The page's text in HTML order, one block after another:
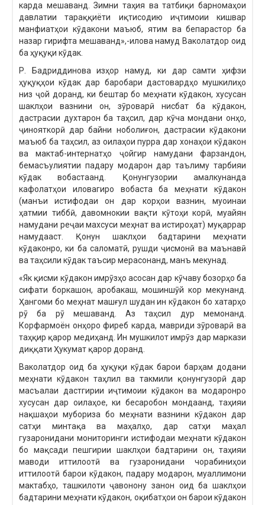
карда мешаванд. Зимни таҳия ва татбиқи барномаҳои
давлатии тараққиёти иқтисодию иҷтимоии кишвар
манфиатҳои кӯдакони маъюб, ятим ва бепарастор ба
назар гирифта мешаванд»,-илова намуд Ваколатдор оид
ба ҳуқуқи кӯдак.
Р. Бадриддинова изҳор намуд, ки дар самти ҳифзи
ҳуқуқҳои кӯдак дар баробари дастовардҳо мушкилиҳо
низ ҷой доранд, ки бештар бо меҳнати кӯдакон, хусусан
шаклҳои вазнини он, зӯроварӣ нисбат ба кӯдакон,
дастрасии духтарон ба таҳсил, дар кӯча мондани онҳо,
ҷинояткорӣ дар байни ноболиғон, дастрасии кӯдакони
маъюб ба таҳсил, аз оилаҳои пурра дар хонаҳои кӯдакон
ва мактаб-интернатҳо ҷойгир намудани фарзандон,
бемасъулиятии падару модарон дар таълиму тарбияи
кӯдак вобастаанд. Қонунгузории амалкунанда
кафолатҳои иловагиро вобаста ба меҳнати кӯдакон
(манъи истифодаи он дар корҳои вазнин, муоинаи
ҳатмии тиббӣ, давомнокии вақти кӯтоҳи корӣ, муайян
намудани реҷаи махсуси меҳнат ва истироҳат) муқаррар
намудааст. Қонун шаклҳои бадтарини меҳнати
кӯдаконро, ки ба саломатӣ, рушди ҷисмонӣ ва маънавӣ
ва таҳсили кӯдак таъсир мерасонанд, манъ мекунад.
«Як қисми кӯдакон имрӯзҳо асосан дар кӯчаву бозорҳо ба
сифати боркашон, аробакаш, мошиншӯй кор мекунанд.
Ҳангоми бо меҳнат машғул шудан ин кӯдакон бо хатарҳо
рӯ ба рӯ мешаванд. Аз таҳсил дур мемонанд.
Корфармоён онҳоро фиреб карда, мавриди зӯроварӣ ва
таҳқир қарор медиҳанд. Ин мушкилот имрӯз дар маркази
диққати Ҳукумат қарор доранд.
Ваколатдор оид ба ҳуқуқи кӯдак барои барҳам додани
меҳнати кӯдакон таҳлил ва такмили қонунгузорӣ дар
масъалаи дастгирии иҷтимоии кӯдакон ва модаронро
хусусан дар оилаҳое, ки бесаробон мондаанд, таҳияи
нақшаҳои мубориза бо меҳнати вазнини кӯдакон дар
сатҳи минтақа ва маҳалҳо, дар сатҳи маҳал
гузаронидани мониторинги истифодаи меҳнати кӯдакон
бо мақсади пешгирии шаклҳои бадтарини он, таҳияи
маводи иттилоотӣ ва гузаронидани чорабиниҳои
иттилоотӣ барои кӯдакон, падару модарон, муаллимони
мактабҳо, ташкилоти ҷавонону занон оид ба шаклҳои
бадтарини меҳнати кӯдакон, оқибатҳои он барои кӯдакон